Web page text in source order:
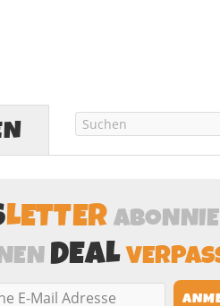
LETTER
DEAL